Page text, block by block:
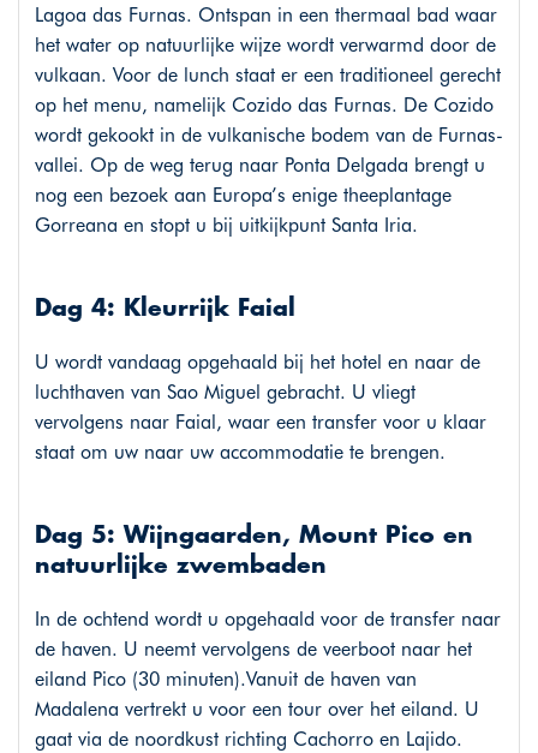
Lagoa das Furnas. Ontspan in een thermaal bad waar
het water op natuurlijke wijze wordt verwarmd door de
vulkaan. Voor de lunch staat er een traditioneel gerecht
op het menu, namelijk Cozido das Furnas. De Cozido
wordt gekookt in de vulkanische bodem van de Furnas-
vallei. Op de weg terug naar Ponta Delgada brengt u
nog een bezoek aan Europa’s enige theeplantage
Gorreana en stopt u bij uitkijkpunt Santa Iria.
Dag 4: Kleurrijk Faial
U wordt vandaag opgehaald bij het hotel en naar de
luchthaven van Sao Miguel gebracht. U vliegt
vervolgens naar Faial, waar een transfer voor u klaar
staat om uw naar uw accommodatie te brengen.
Dag 5: Wijngaarden, Mount Pico en
natuurlijke zwembaden
In de ochtend wordt u opgehaald voor de transfer naar
de haven. U neemt vervolgens de veerboot naar het
eiland Pico (30 minuten).Vanuit de haven van
Madalena vertrekt u voor een tour over het eiland. U
gaat via de noordkust richting Cachorro en Lajido.